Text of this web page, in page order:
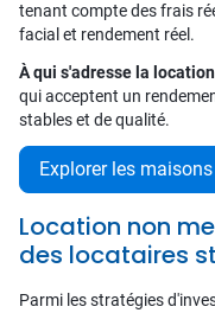
tenant compte des frais
facial et rendement réel.
À qui s'adresse la
qui acceptent un
stables et de qualité.
Explorer les
Location non
des locataires
Parmi les stratégies